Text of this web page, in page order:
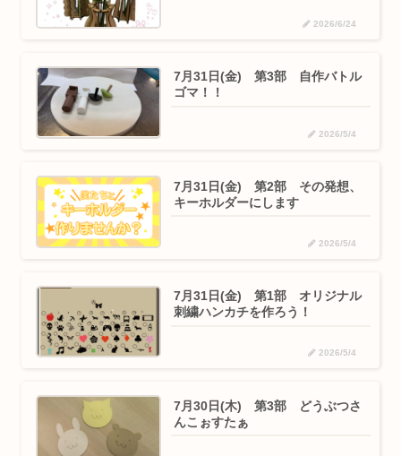
2026/6/24
7月31日(金) 第3部 自作バトル
ゴマ！！
2026/5/4
7月31日(金) 第2部 その発想、
キーホルダーにします
2026/5/4
7月31日(金) 第1部 オリジナル
刺繍ハンカチを作ろう！
2026/5/4
7月30日(木) 第3部 どうぶつさ
んこぉすたぁ